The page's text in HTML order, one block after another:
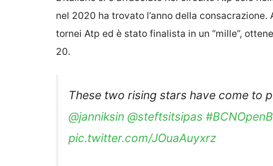
nel 2020 ha trovato l’anno della consacrazione.
tornei Atp ed è stato finalista in un “mille”,
20.
These two rising stars have come to
@janniksin @steftsitsipas
pic.twitter.com/JOuaAuyxrz